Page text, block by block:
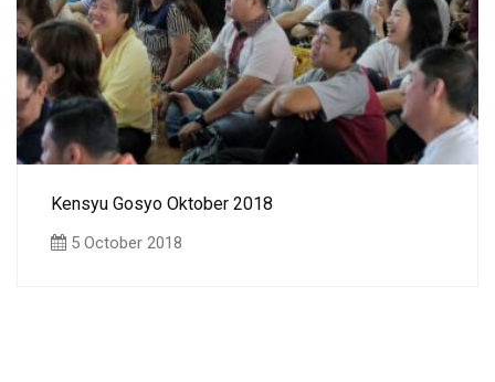
Kensyu Gosyo Oktober 2018
5 October 2018